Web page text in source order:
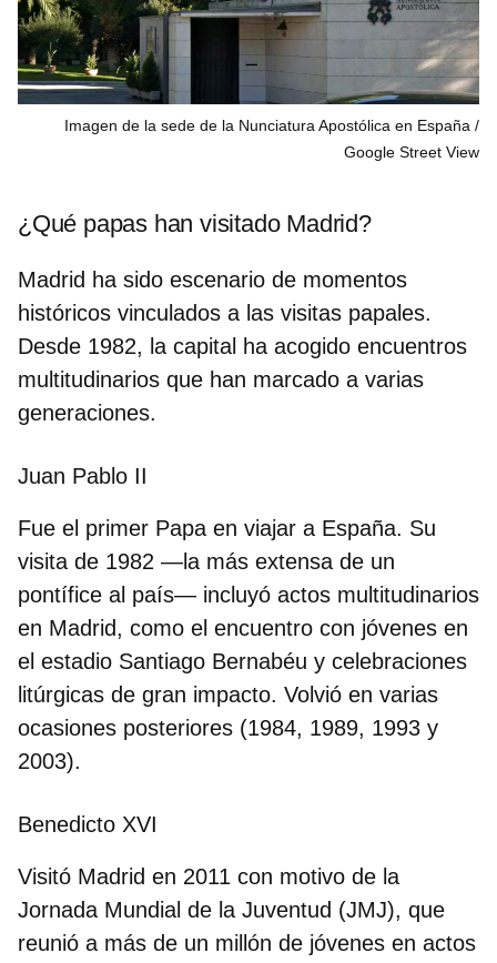
Imagen de la sede de la Nunciatura Apostólica en España
Google Street View
¿Qué papas han visitado Madrid?
Madrid ha sido escenario de momentos
históricos vinculados a las visitas papales.
Desde 1982, la capital ha acogido encuentros
multitudinarios que han marcado a varias
generaciones.
Juan Pablo II
Fue el primer Papa en viajar a España. Su
visita de 1982 —la más extensa de un
pontífice al país— incluyó actos multitudinarios
en Madrid, como el encuentro con jóvenes en
el estadio Santiago Bernabéu y celebraciones
litúrgicas de gran impacto. Volvió en varias
ocasiones posteriores (1984, 1989, 1993 y
2003).
Benedicto XVI
Visitó Madrid en 2011 con motivo de la
Jornada Mundial de la Juventud (JMJ), que
reunió a más de un millón de jóvenes en actos